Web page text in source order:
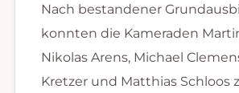
Nach bestandener
konnten die Kameraden
Nikolas Arens, Michael
Kretzer und Matthias Schloos